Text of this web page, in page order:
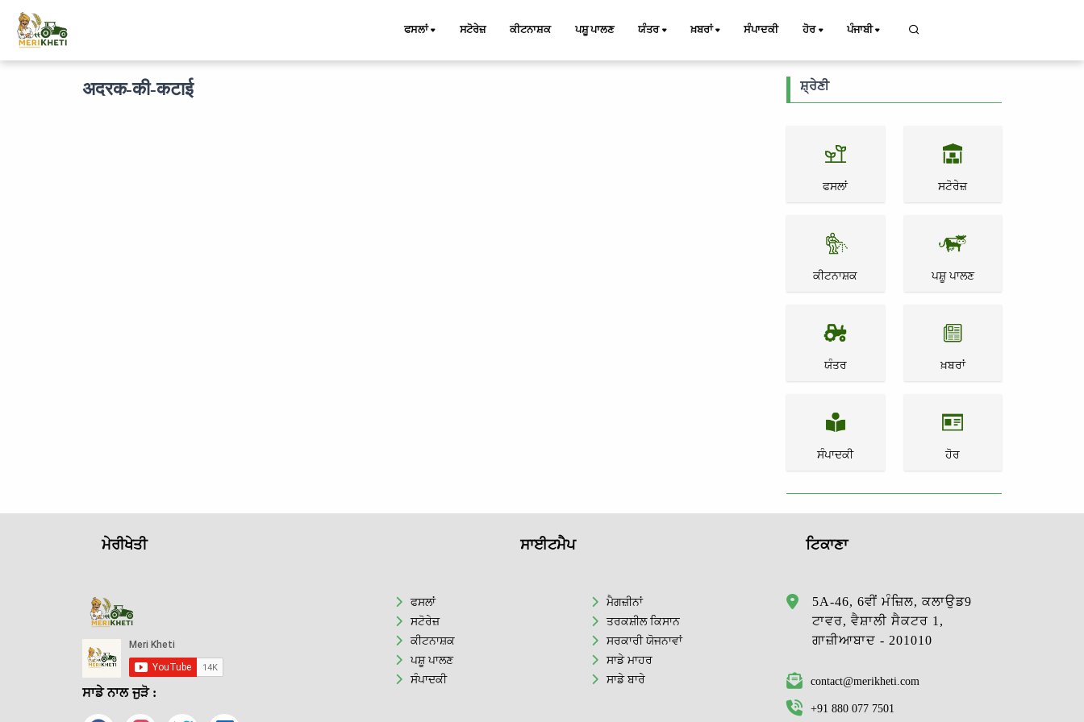
ਫਸਲਾਂ ਸਟੋਰੇਜ਼ ਕੀਟਨਾਸ਼ਕ ਪਸ਼ੂ ਪਾਲਣ ਯੰਤਰ ਖ਼ਬਰਾਂ ਸੰਪਾਦਕੀ ਹੋਰ ਪੰਜਾਬੀ
अदरक-की-कटाई ਸ਼੍ਰੇਣੀ
ਫਸਲਾਂ ਸਟੋਰੇਜ਼
ਕੀਟਨਾਸ਼ਕ ਪਸ਼ੂ ਪਾਲਣ
ਯੰਤਰ ਖ਼ਬਰਾਂ
ਸੰਪਾਦਕੀ ਹੋਰ
ਮੇਰੀਖੇਤੀ
ਸਾਡੇ ਨਾਲ ਜੁੜੋ :
ਸਾਈਟਮੈਪ
ਫਸਲਾਂ
ਸਟੋਰੇਜ਼
ਕੀਟਨਾਸ਼ਕ
ਪਸ਼ੂ ਪਾਲਣ
ਸੰਪਾਦਕੀ
ਮੈਗਜ਼ੀਨਾਂ
ਤਰਕਸ਼ੀਲ ਕਿਸਾਨ
ਸਰਕਾਰੀ ਯੋਜਨਾਵਾਂ
ਸਾਡੇ ਮਾਹਰ
ਸਾਡੇ ਬਾਰੇ
ਟਿਕਾਣਾ
5A-46, 6ਵੀਂ ਮੰਜ਼ਿਲ, ਕਲਾਉਡ9
ਟਾਵਰ, ਵੈਸ਼ਾਲੀ ਸੈਕਟਰ 1,
ਗਾਜ਼ੀਆਬਾਦ - 201010
contact@merikheti.com
+91 880 077 7501